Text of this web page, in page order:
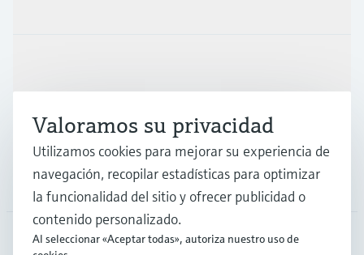
Soporte
Compañía
Valoramos su privacidad
Utilizamos cookies para mejorar su experiencia de
navegación, recopilar estadísticas para optimizar
la funcionalidad del sitio y ofrecer publicidad o
contenido personalizado.
Al seleccionar «Aceptar todas», autoriza nuestro uso de